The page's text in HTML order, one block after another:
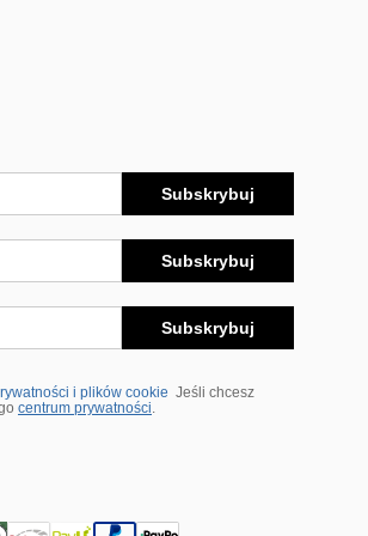
Subskrybuj
Subskrybuj
Subskrybuj
i plików cookie Jeśli chcesz
centrum prywatności.